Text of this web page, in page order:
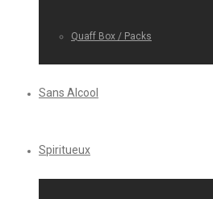
Quaff Box / Packs
Sans Alcool
Spiritueux